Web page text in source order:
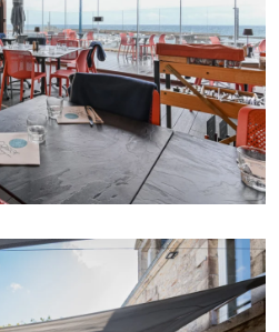
restaurant Le Casier
exceptionnel au
Pour transformer…
sur mesure au service